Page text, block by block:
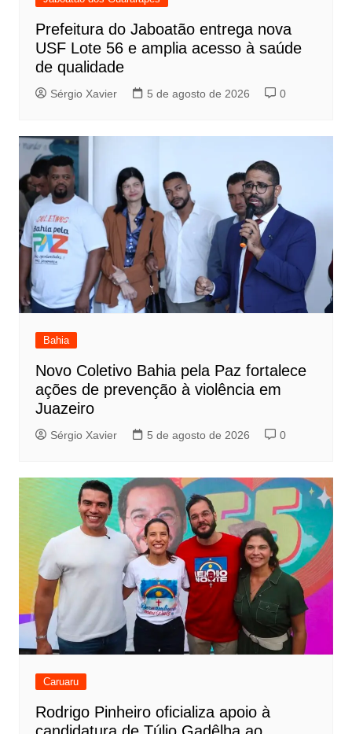
Prefeitura do Jaboatão entrega nova
USF Lote 56 e amplia acesso à saúde
de qualidade
Sérgio Xavier 5 de agosto de 2026 0
Bahia
Novo Coletivo Bahia pela Paz fortalece
ações de prevenção à violência em
Juazeiro
Sérgio Xavier 5 de agosto de 2026 0
Caruaru
Rodrigo Pinheiro oficializa apoio à